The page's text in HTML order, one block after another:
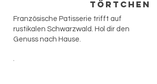
Törtchen
Französische Patisserie trifft auf
rustikalen Schwarzwald. Hol dir den
Genuss nach Hause.